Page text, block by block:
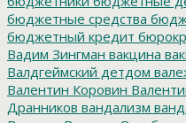
бюджетные средства
бюджетный кредит
Вадим Зингман вакцина
Валдгеймский детдом
Валентин Коровин
Дранников вандализм